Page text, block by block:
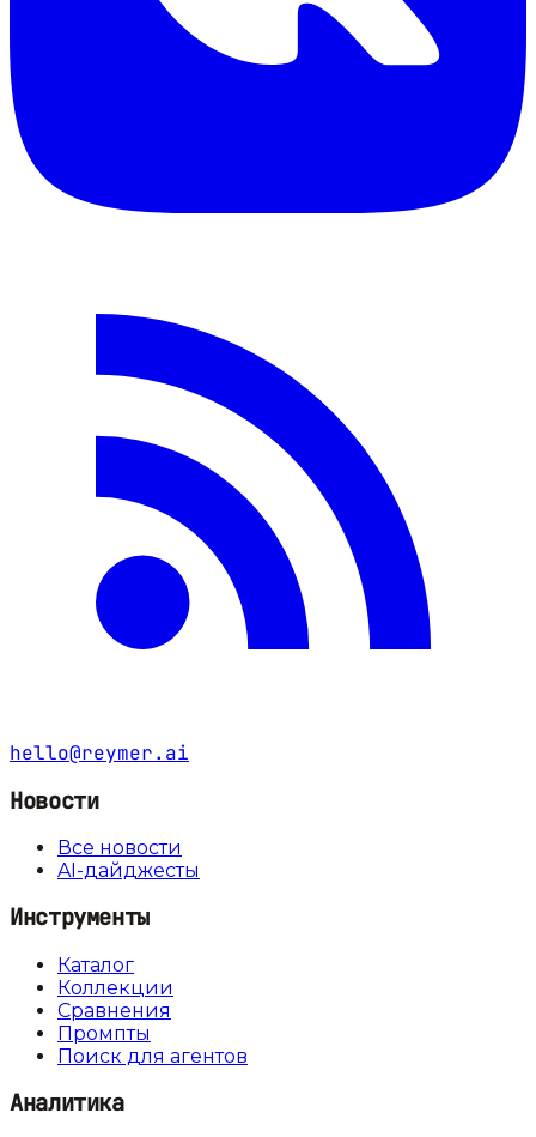
hello@reymer.ai
Новости
Все новости
AI-дайджесты
Инструменты
Каталог
Коллекции
Сравнения
Промпты
Поиск для агентов
Аналитика